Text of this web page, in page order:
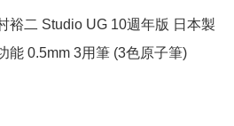
裕二 Studio UG 10週年版 日本製
能 0.5mm 3用筆 (3色原子筆)